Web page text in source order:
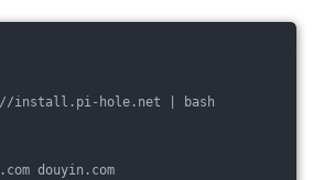
install.pi-hole.net | bash
douyin.com